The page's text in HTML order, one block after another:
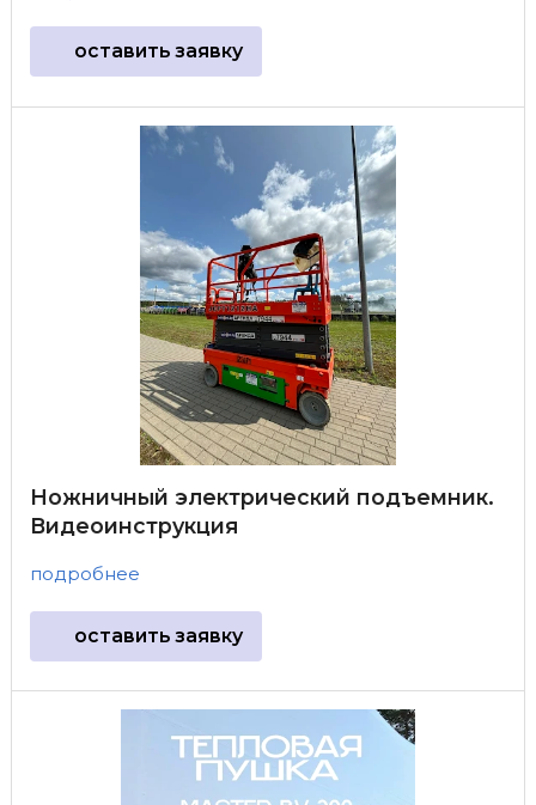
оставить заявку
Ножничный электрический подъемник.
Видеоинструкция
подробнее
оставить заявку